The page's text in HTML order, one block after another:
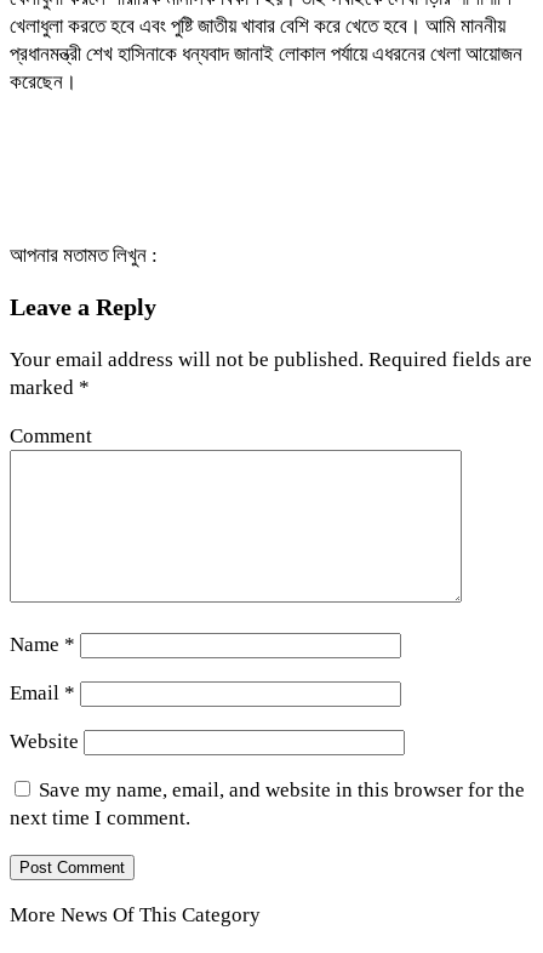
খেলাধুলা করতে হবে এবং পুষ্টি জাতীয় খাবার বেশি করে খেতে হবে। আমি মাননীয়
প্রধানমন্ত্রী শেখ হাসিনাকে ধন্যবাদ জানাই লোকাল পর্যায়ে এধরনের খেলা আয়োজন
করেছেন।
আপনার মতামত লিখুন :
Leave a Reply
Your email address will not be published. Required fields are
marked *
Comment
Name *
Email *
Website
Save my name, email, and website in this browser for the
next time I comment.
More News Of This Category